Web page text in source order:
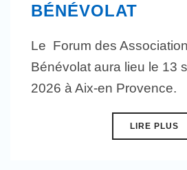
BÉNÉVOLAT
Le Forum des
Bénévolat aura lieu le 13
2026 à Aix-en Provence.
LIRE PLUS